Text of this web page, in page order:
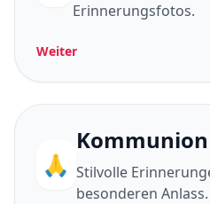
Erinnerungsfotos.
Weiter
🙏
Kommunion
Stilvolle
besonderen Anlass.